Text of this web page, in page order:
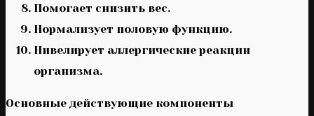
Помогает снизить вес.
Нормализует половую функцию.
Нивелирует аллергические реакции
организма.
Основные действующие компоненты